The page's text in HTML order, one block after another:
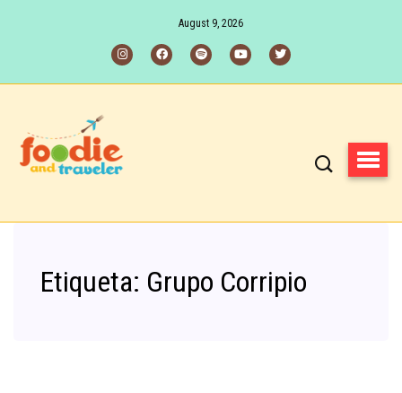
August 9, 2026
Etiqueta: Grupo Corripio